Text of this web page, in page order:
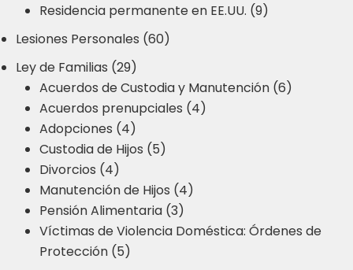
Residencia permanente en EE.UU. (9)
Lesiones Personales (60)
Ley de Familias (29)
Acuerdos de Custodia y Manutención (6)
Acuerdos prenupciales (4)
Adopciones (4)
Custodia de Hijos (5)
Divorcios (4)
Manutención de Hijos (4)
Pensión Alimentaria (3)
Víctimas de Violencia Doméstica: Órdenes de
Protección (5)